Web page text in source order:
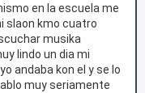
en la escuela me
slaon kmo cuatro
musika
lindo un dia mi
andaba kon el y se lo
muy seriamente